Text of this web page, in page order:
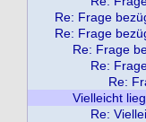
Re: Frage
Re: Frage
Re: Frage
Re:
Re:
Vielleicht
Re: